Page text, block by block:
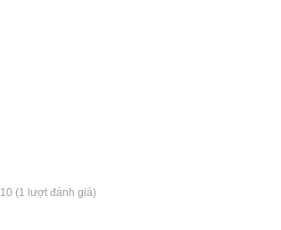
10 (1 lượt đánh giá)